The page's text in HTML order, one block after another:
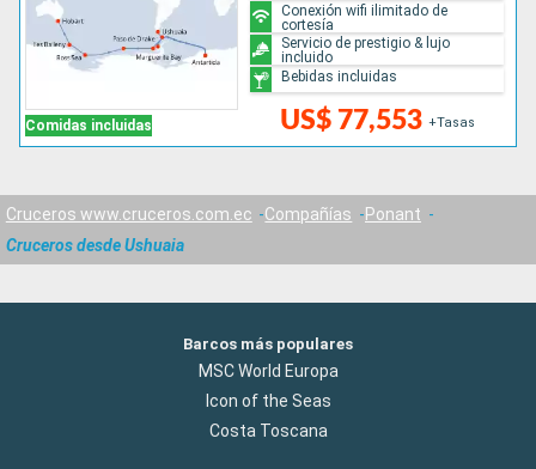
Comidas incluidas US$ 77,553 +Tasas
Conexión wifi ilimitado de
cortesía
Servicio de prestigio & lujo
incluido
Bebidas incluidas
Cruceros www.cruceros.com.ec Compañías
Ponant
Cruceros desde Ushuaia
Barcos más populares
MSC World Europa
Icon of the Seas
Costa Toscana